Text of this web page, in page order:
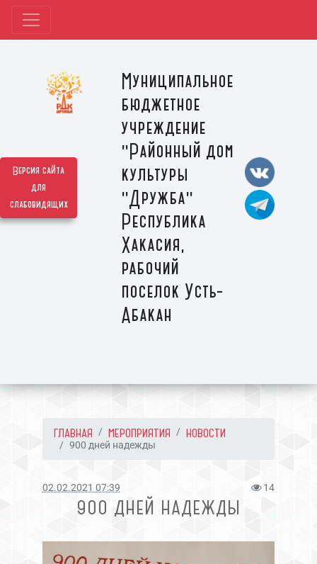
Версия сайта
для
слабовидящих
Муниципальное
бюджетное
учреждение
"Районный дом
культуры
"Дружба"
Республика
Хакасия,
рабочий
поселок Усть-
Абакан
ГЛАВНАЯ МЕРОПРИЯТИЯ НОВОСТИ
900 дней надежды
02.02.2021 07:39 14
900 ДНЕЙ НАДЕЖДЫ